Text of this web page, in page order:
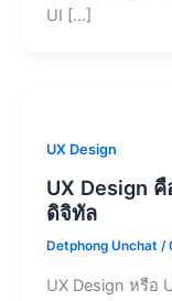
UI […]
UX Design
UX Design
ดิจิทัล
Detphong Unchat /
UX Design หรือ